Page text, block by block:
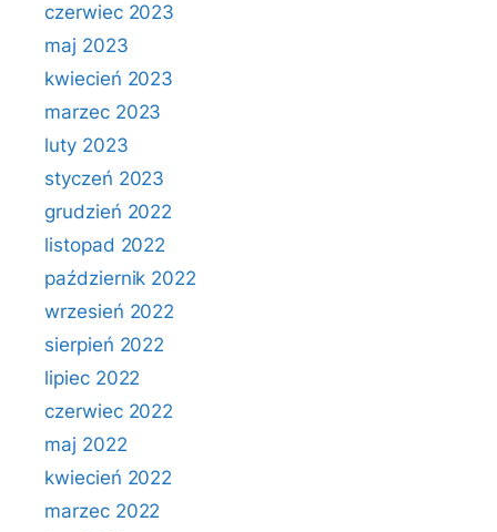
czerwiec 2023
maj 2023
kwiecień 2023
marzec 2023
luty 2023
styczeń 2023
grudzień 2022
listopad 2022
październik 2022
wrzesień 2022
sierpień 2022
lipiec 2022
czerwiec 2022
maj 2022
kwiecień 2022
marzec 2022